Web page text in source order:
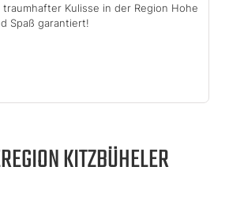
Kulisse in der Region Hohe
Spaß garantiert!
KITZBÜHELER